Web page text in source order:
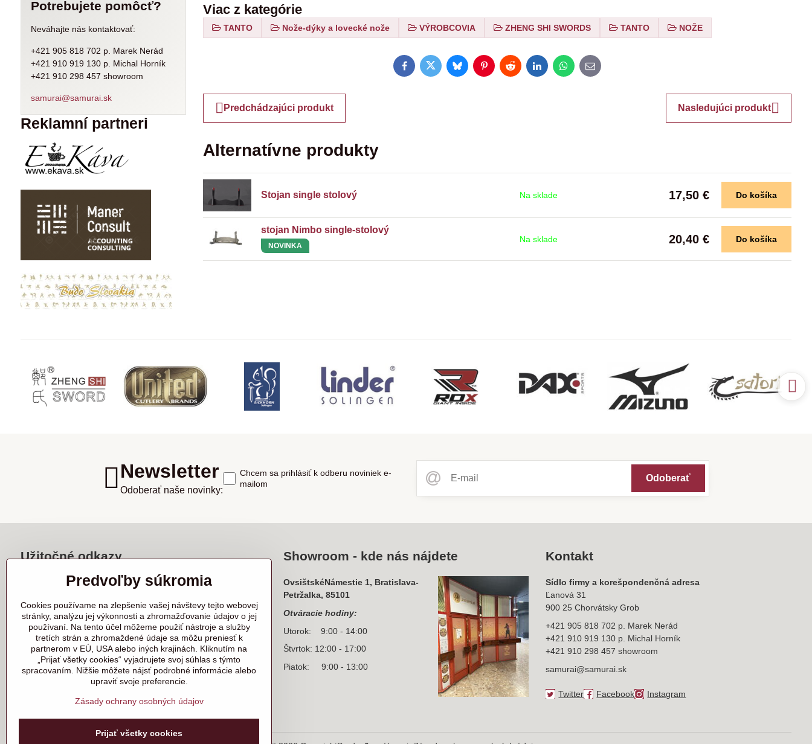
Viac z kategórie
TANTO Nože-dýky a lovecké nože VÝROBCOVIA ZHENG SHI SWORDS TANTO NOŽE
FacebookTwitterBlueskyPinterestRedditLinkedInWhatsApp
E-
mail
Predchádzajúci produkt Nasledujúci produkt
Alternatívne produkty
Stojan single stolový Na sklade 17,50 € Do košíka
stojan Nimbo single-stolový
NOVINKA
Na sklade 20,40 € Do košíka
Potrebujete pomôcť?
Neváhajte nás kontaktovať:
+421 905 818 702 p. Marek Nerád
+421 910 919 130 p. Michal Horník
+421 910 298 457 showroom
samurai@samurai.sk
Reklamní partneri
Newsletter
Odoberať naše novinky:
Odoberať
Chcem sa prihlásiť k odberu noviniek e-
mailom
Užitočné odkazy
Akciová ponuka
Obchodné podmienky
Napíšte nám
Reklamácie
Odstúpenie od zmluvy
Showroom - kde nás nájdete
OvsištskéNámestie 1, Bratislava-
Petržalka, 85101
Otváracie hodiny:
Utorok: 9:00 - 14:00
Štvrtok: 12:00 - 17:00
Piatok: 9:00 - 13:00
Kontakt
Sídlo firmy a korešpondenčná adresa
Ľanová 31
900 25 Chorvátsky Grob
+421 905 818 702 p. Marek Nerád
+421 910 919 130 p. Michal Horník
+421 910 298 457 showroom
samurai@samurai.sk
Twitter Facebook Instagram
Predvoľby súkromia
Cookies používame na zlepšenie vašej návštevy tejto webovej
stránky, analýzu jej výkonnosti a zhromažďovanie údajov o jej
používaní. Na tento účel môžeme použiť nástroje a služby
tretích strán a zhromaždené údaje sa môžu preniesť k
partnerom v EÚ, USA alebo iných krajinách. Kliknutím na
„Prijať všetky cookies“ vyjadrujete svoj súhlas s týmto
spracovaním. Nižšie môžete nájsť podrobné informácie alebo
upraviť svoje preferencie.
Zásady ochrany osobných údajov
Prijať všetky cookies